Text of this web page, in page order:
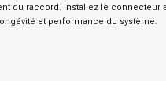
du raccord. Installez le
et performance du système.